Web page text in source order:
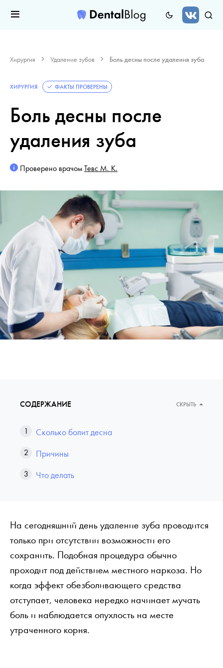
Хирургия Удаление зубов Боль десны после удаления зуба
ХИРУРГИЯ ФАКТЫ ПРОВЕРЕНЫ
Боль десны после
удаления зуба
Проверено врачомТевс М. К.
СОДЕРЖАНИЕ СКРЫТЬ
Сколько болит десна
Причины
Что делать
На сегодняшний день удаление зуба проводится
только при отсутствии возможности его
сохранить. Подобная процедура обычно
проходит под действием местного наркоза. Но
когда эффект обезболивающего средства
отступает, человека нередко начинает мучать
боль и наблюдается опухлость на месте
утраченного корня.